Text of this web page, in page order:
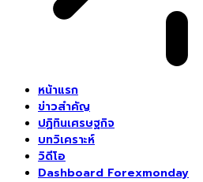
หน้าแรก
ข่าวสำคัญ
ปฏิทินเศรษฐกิจ
บทวิเคราะห์
วิดีโอ
Dashboard Forexmonday